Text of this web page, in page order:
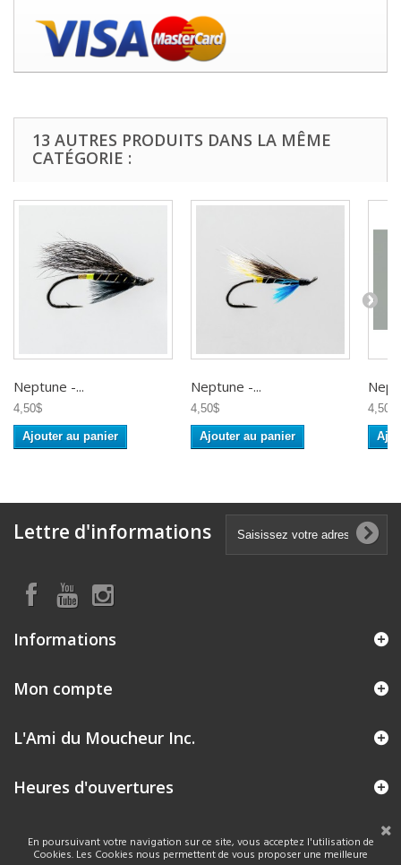
13 AUTRES PRODUITS DANS LA MÊME
CATÉGORIE :
Neptune -...
4,50$
Ajouter au panier
Neptune -...
4,50$
Ajouter au panier
4,50$
Lettre d'informations
Informations
Mon compte
L'Ami du Moucheur Inc.
Heures d'ouvertures
En poursuivant votre navigation sur ce site, vous acceptez l'utilisation de
Cookies. Les Cookies nous permettent de vous proposer une meilleure